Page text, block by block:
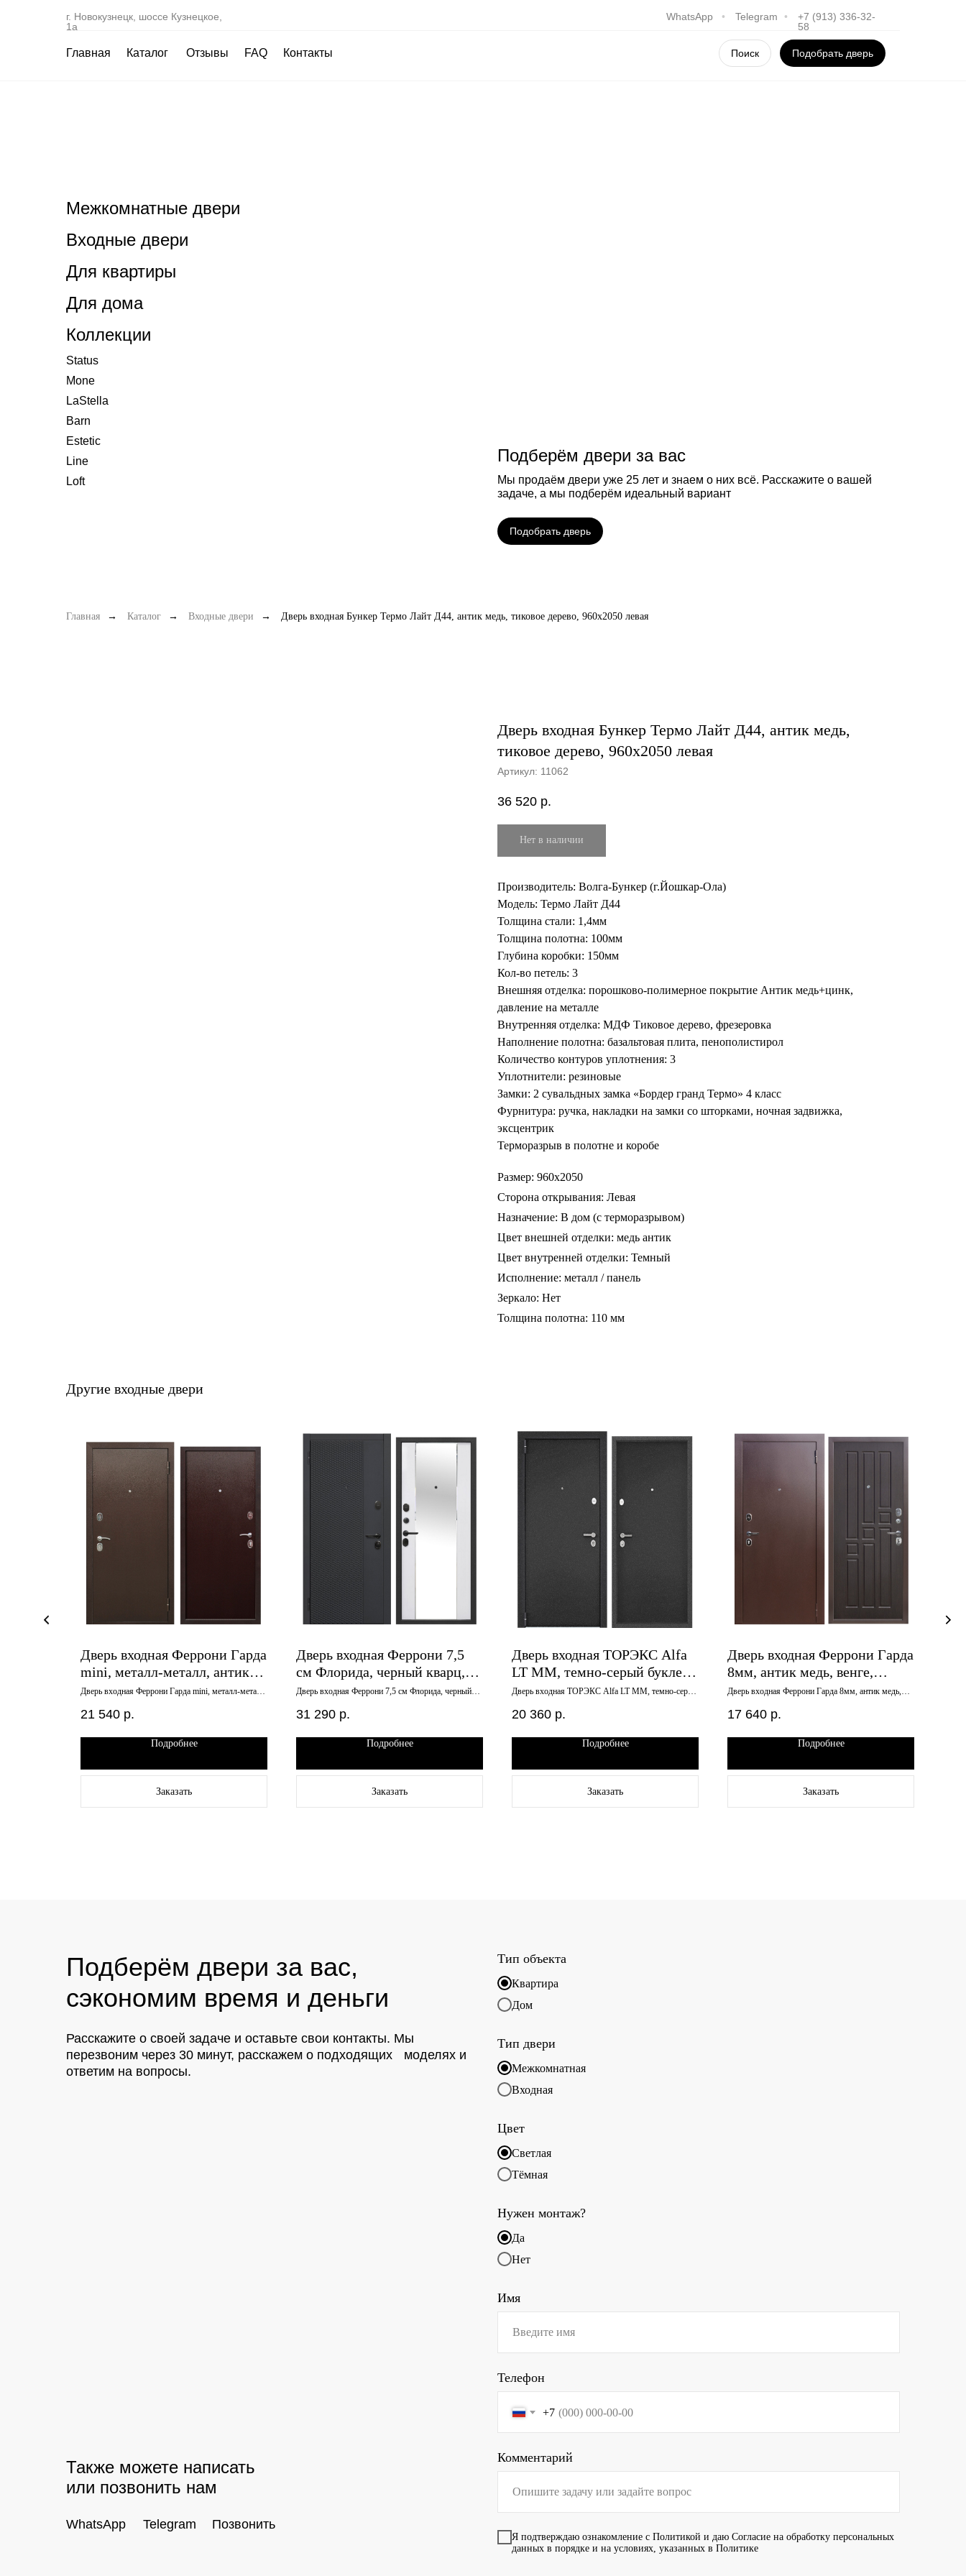
г. Новокузнецк, шоссе Кузнецкое,
1а
WhatsApp • Telegram •
+7 (913) 336-32-
58
Главная Каталог Отзывы FAQ Контакты Поиск Подобрать дверь
Коллекции
Status
Mone
LaStella
Barn
Estetic
Line
Loft
Межкомнатные двери
Входные двери
Подберём двери за вас
Мы продаём двери уже 25 лет и знаем о них всё. Расскажите о вашей
задаче, а мы подберём идеальный вариант
Подобрать дверь
Для квартиры
Для дома
Главная → Каталог → Входные двери → Дверь входная Бункер Термо Лайт Д44, антик медь, тиковое дерево, 960х2050 левая
Дверь входная Бункер Термо Лайт Д44, антик медь,
тиковое дерево, 960х2050 левая
Артикул: 11062
36 520 р.
Нет в наличии
Производитель: Волга-Бункер (г.Йошкар-Ола)
Модель: Термо Лайт Д44
Толщина стали: 1,4мм
Толщина полотна: 100мм
Глубина коробки: 150мм
Кол-во петель: 3
Внешняя отделка: порошково-полимерное покрытие Антик медь+цинк,
давление на металле
Внутренняя отделка: МДФ Тиковое дерево, фрезеровка
Наполнение полотна: базальтовая плита, пенополистирол
Количество контуров уплотнения: 3
Уплотнители: резиновые
Замки: 2 сувальдных замка «Бордер гранд Термо» 4 класс
Фурнитура: ручка, накладки на замки со шторками, ночная задвижка,
эксцентрик
Терморазрыв в полотне и коробе
Размер: 960х2050
Сторона открывания: Левая
Назначение: В дом (с терморазрывом)
Цвет внешней отделки: медь антик
Цвет внутренней отделки: Темный
Исполнение: металл / панель
Зеркало: Нет
Толщина полотна: 110 мм
Другие входные двери
Дверь входная Феррони Гарда
mini, металл-металл, антик
медь, 860х1800 правая
Дверь входная Феррони Гарда mini, металл-металл,
21 540 р.
Подробнее
Заказать
Дверь входная Феррони 7,5
см Флорида, черный кварц,
эмалит белый, зеркало,
960х2050 левая
Дверь входная Феррони 7,5 см Флорида, черный
31 290 р.
Подробнее
Заказать
Дверь входная ТОРЭКС Alfa
LT MМ, темно-серый букле
графит, металл-металл,
860*2050 левая
Дверь входная ТОРЭКС Alfa LT MМ, темно-серый
20 360 р.
Подробнее
Заказать
Дверь входная Феррони Гарда
8мм, антик медь, венге,
960х2050 правая
Дверь входная Феррони Гарда 8мм, антик медь,
17 640 р.
Подробнее
Заказать
Тип объекта
Квартира
Дом
Тип двери
Межкомнатная
Входная
Цвет
Светлая
Тёмная
Нужен монтаж?
Да
Нет
Имя
Телефон
+7
Комментарий
Я подтверждаю ознакомление с Политикой и даю Согласие на обработку персональных
данных в порядке и на условиях, указанных в Политике
Позвонить
Telegram
WhatsApp
Также можете написать
или позвонить нам
Расскажите о своей задаче и оставьте свои контакты. Мы
перезвоним через 30 минут, расскажем о подходящих моделях и
ответим на вопросы.
Подберём двери за вас,
сэкономим время и деньги